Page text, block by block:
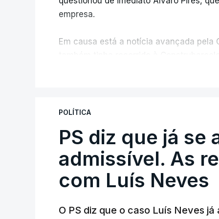
empresa.
Em causa está a notícia avançada pela
ARTIGOS RELACIONADOS
Empreiteiro da
diretor financeiro
atualizado 7 Agosto
Empreiteiro que
POLÍTICA
PS diz que já
admissível. As
com Luís Neves
O PS diz que o caso Luís Neves